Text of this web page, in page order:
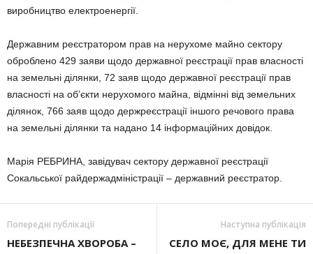
виробництво електроенергії.
Державним реєстратором прав на нерухоме майно сектору
оброблено 429 заяви щодо державної реєстрації прав власності
на земельні ділянки, 72 заяв щодо державної реєстрації прав
власності на об’єкти нерухомого майна, відмінні від земельних
ділянок, 766 заяв щодо держреєстрації іншого речового права
на земельні ділянки та надано 14 інформаційних довідок.
Марія РЕБРИНА, завідувач сектору державної реєстрації
Сокальської райдержадміністрації – державний реєстратор.
Попередні публікації
НЕБЕЗПЕЧНА ХВОРОБА –
Наступна публікація
СЕЛО МОЄ, ДЛЯ МЕНЕ ТИ